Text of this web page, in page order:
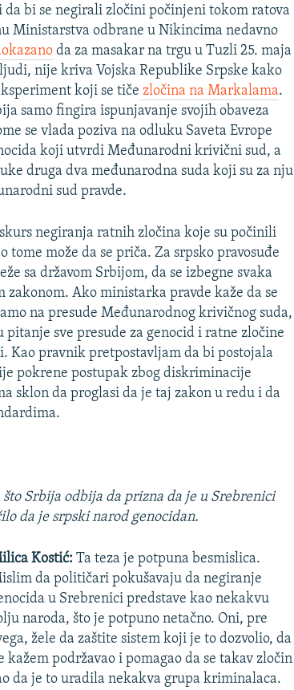
bi se negirali zločini počinjeni tokom ratova
Ministarstva odbrane u Nikincima nedavno
da za masakar na trgu u Tuzli 25. maja
nije kriva Vojska Republike Srpske kako
koji se tiče zločina na Markalama.
samo fingira ispunjavanje svojih obaveza
se vlada poziva na odluku Saveta Evrope
koji utvrdi Međunarodni krivični sud, a
druga dva međunarodna suda koji su za nju
sud pravde.
negiranja ratnih zločina koje su počinili
može da se priča. Za srpsko pravosuđe
sa državom Srbijom, da se izbegne svaka
zakonom. Ako ministarka pravde kaže da se
na presude Međunarodnog krivičnog suda,
pitanje sve presude za genocid i ratne zločine
Kao pravnik pretpostavljam da bi postojala
pokrene postupak zbog diskriminacije
sklon da proglasi da je taj zakon u redu i da
što Srbija odbija da prizna da je u Srebrenici
da je srpski narod genocidan.
Kostić: Ta teza je potpuna besmislica.
da političari pokušavaju da negiranje
u Srebrenici predstave kao nekakvu
naroda, što je potpuno netačno. Oni, pre
žele da zaštite sistem koji je to dozvolio, da
kažem podržavao i pomagao da se takav zločin
da je to uradila nekakva grupa kriminalaca.